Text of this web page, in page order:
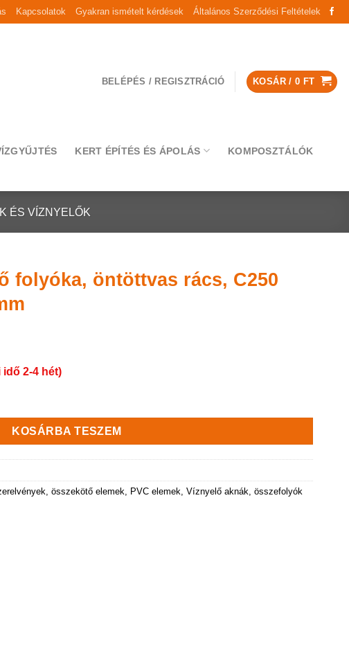
Kapcsolatok Gyakran ismételt kérdések Általános Szerződési Feltételek
BELÉPÉS / REGISZTRÁCIÓ KOSÁR /0 FT
KERT ÉPÍTÉS ÉS ÁPOLÁS KOMPOSZTÁLÓK
ÉS VÍZNYELŐK
folyóka, öntöttvas rács, C250
2-4 hét)
rács, C250 terheléssel - H150 mm mennyiség
KOSÁRBA TESZEM
összekötő elemek, PVC elemek ,Víznyelő aknák, összefolyók